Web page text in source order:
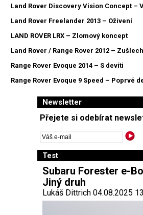
Land Rover Discovery Vision Concept –
Land Rover Freelander 2013 – Oživení
LAND ROVER LRX – Zlomový koncept
Land Rover / Range Rover 2012 –
Range Rover Evoque 2014 – S devíti
Range Rover Evoque 9 Speed – Poprvé
Newsletter
Přejete si odebírat
Test
Subaru Forester e-
Jiný druh
Lukáš Dittrich 04.08.2025